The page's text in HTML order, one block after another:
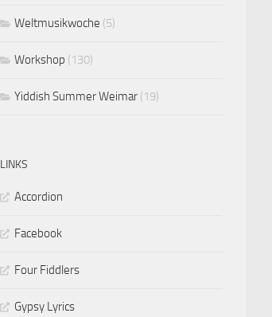
Weltmusikwoche (5)
Workshop (130)
Yiddish Summer Weimar (19)
LINKS
Accordion
Facebook
Four Fiddlers
Gypsy Lyrics